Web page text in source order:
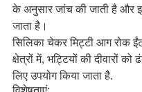
के अनुसार जांच की जाती है और
जाता है।
सिलिका चेकर मिट्टी आग रोक
क्षेत्रों में, भट्टियों की दीवारों
लिए उपयोग किया जाता है.